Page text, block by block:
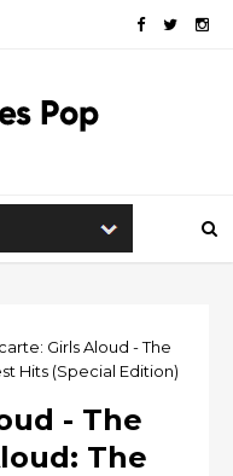
Girls Aloud - The
Hits (Special Edition)
- The
The